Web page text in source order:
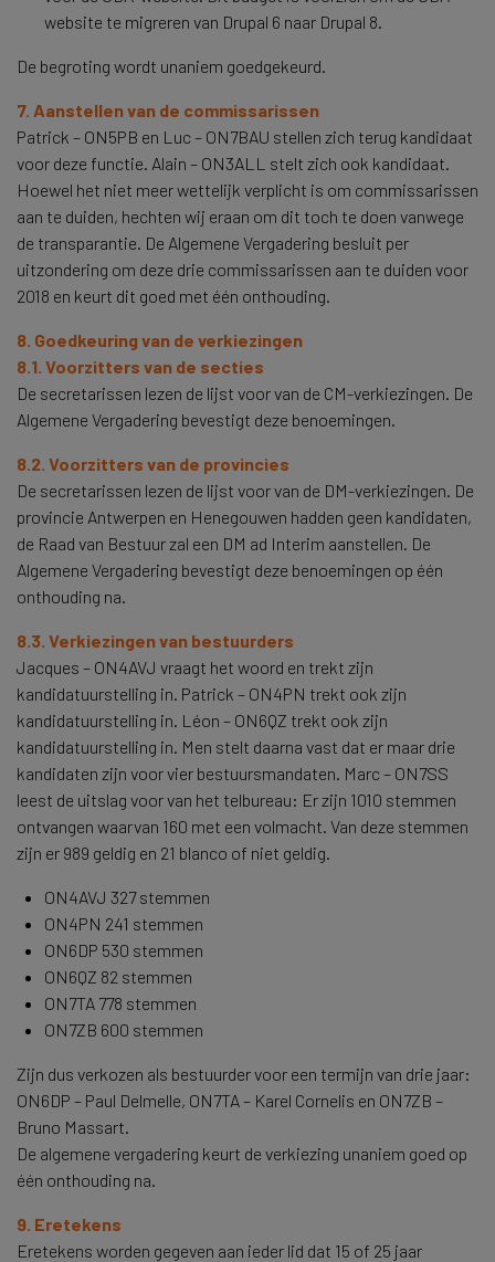
website te migreren van Drupal 6 naar Drupal 8.
De begroting wordt unaniem goedgekeurd.
7. Aanstellen van de commissarissen
Patrick – ON5PB en Luc – ON7BAU stellen zich terug kandidaat
voor deze functie. Alain – ON3ALL stelt zich ook kandidaat.
Hoewel het niet meer wettelijk verplicht is om commissarissen
aan te duiden, hechten wij eraan om dit toch te doen vanwege
de transparantie. De Algemene Vergadering besluit per
uitzondering om deze drie commissarissen aan te duiden voor
2018 en keurt dit goed met één onthouding.
8. Goedkeuring van de verkiezingen
8.1. Voorzitters van de secties
De secretarissen lezen de lijst voor van de CM-verkiezingen. De
Algemene Vergadering bevestigt deze benoemingen.
8.2. Voorzitters van de provincies
De secretarissen lezen de lijst voor van de DM-verkiezingen. De
provincie Antwerpen en Henegouwen hadden geen kandidaten,
de Raad van Bestuur zal een DM ad Interim aanstellen. De
Algemene Vergadering bevestigt deze benoemingen op één
onthouding na.
8.3. Verkiezingen van bestuurders
Jacques – ON4AVJ vraagt het woord en trekt zijn
kandidatuurstelling in. Patrick – ON4PN trekt ook zijn
kandidatuurstelling in. Léon – ON6QZ trekt ook zijn
kandidatuurstelling in. Men stelt daarna vast dat er maar drie
kandidaten zijn voor vier bestuursmandaten. Marc – ON7SS
leest de uitslag voor van het telbureau: Er zijn 1010 stemmen
ontvangen waarvan 160 met een volmacht. Van deze stemmen
zijn er 989 geldig en 21 blanco of niet geldig.
ON4AVJ 327 stemmen
ON4PN 241 stemmen
ON6DP 530 stemmen
ON6QZ 82 stemmen
ON7TA 778 stemmen
ON7ZB 600 stemmen
Zijn dus verkozen als bestuurder voor een termijn van drie jaar:
ON6DP – Paul Delmelle, ON7TA – Karel Cornelis en ON7ZB –
Bruno Massart.
De algemene vergadering keurt de verkiezing unaniem goed op
één onthouding na.
9. Eretekens
Eretekens worden gegeven aan ieder lid dat 15 of 25 jaar